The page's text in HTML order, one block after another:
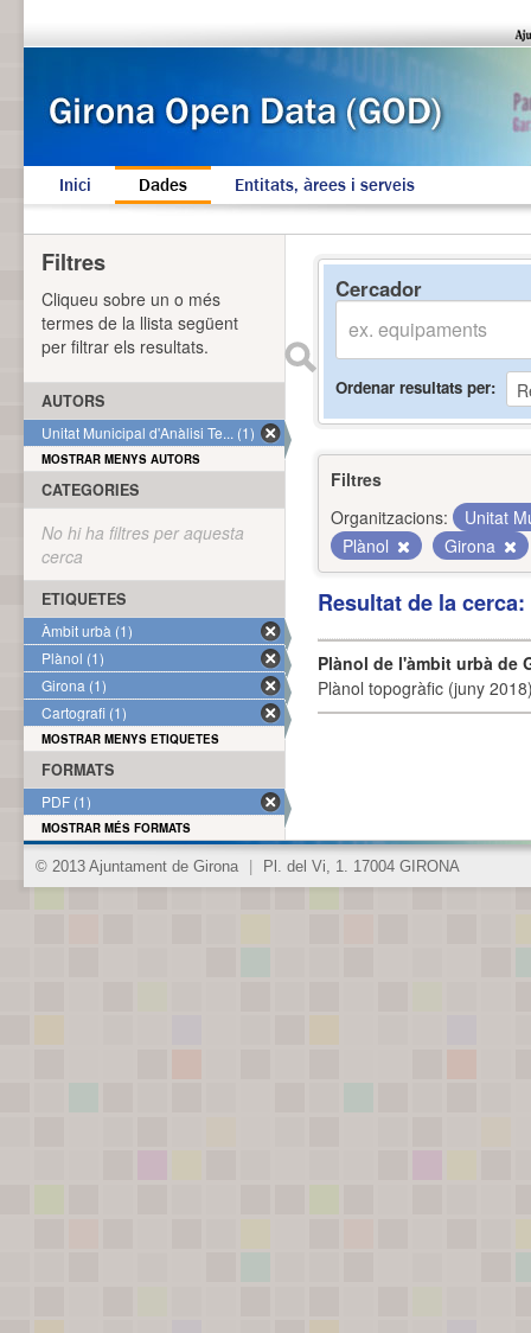
Inici Dades Entitats, àrees i serveis
Cercador
Ordenar resultats per
Filtres
Organitzacions:
Unitat
Plànol
Girona
Resultat de la
Plànol de l'àmbit urbà de
Plànol topogràfic (juny
Filtres
Cliqueu sobre un o més
termes de la llista següent
per filtrar els resultats.
AUTORS
Unitat Municipal d'Anàlisi Te... (1)
MOSTRAR MENYS AUTORS
CATEGORIES
No hi ha filtres per aquesta
cerca
ETIQUETES
Àmbit urbà (1)
Plànol (1)
Girona (1)
Cartografi (1)
MOSTRAR MENYS ETIQUETES
FORMATS
PDF (1)
MOSTRAR MÉS FORMATS
© 2013 Ajuntament de Girona Pl. del Vi, 1. 17004 GIRONA